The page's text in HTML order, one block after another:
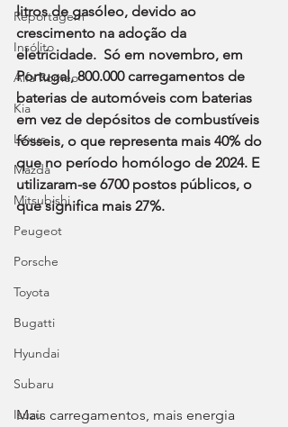
Reportagem
Insólito
Alfa Romeo
Kia
Lexus
Mazda
Mitsubishi
Peugeot
Porsche
Toyota
Bugatti
Hyundai
Subaru
Isuzu
litros de gasóleo, devido ao
crescimento na adoção da
eletricidade.  Só em novembro, em
Portugal, 800.000 carregamentos de
baterias de automóveis com baterias
em vez de depósitos de combustíveis
fósseis, o que representa mais 40% do
que no período homólogo de 2024. E
utilizaram-se 6700 postos públicos, o
que significa mais 27%.
Mais carregamentos, mais energia